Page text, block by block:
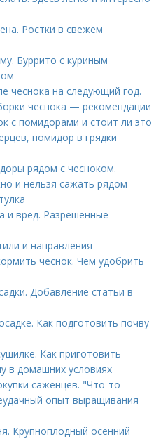
Ростки в свежем
Буррито с куриным
чеснока на следующий год.
чеснока — рекомендации
с помидорами и стоит ли это
помидор в грядки
рядом с чесноком.
и нельзя сажать рядом
и вред. Разрешенные
и направления
чеснок. Чем удобрить
Добавление статьи в
Как подготовить почву
Как приготовить
в домашних условиях
саженцев. "Что-то
опыт выращивания
Крупноплодный осенний